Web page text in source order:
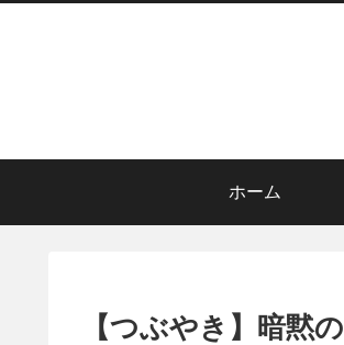
ホーム
【つぶやき】暗黙